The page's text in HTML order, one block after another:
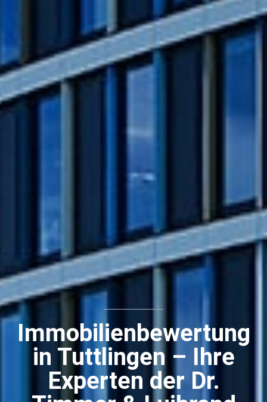
Immobilienbewertung
in Tuttlingen – Ihre
Experten der Dr.